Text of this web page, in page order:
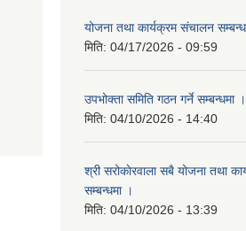
योजना तथा कार्यक्रम संचालन
मिति: 04/17/2026 - 09:59
उपभोक्ता समिति गठन गर्ने सम्बन्धमा ।
मिति: 04/10/2026 - 14:40
श्री सरोकाेरवाला सबै योजना तथा
सम्बन्धमा ।
मिति: 04/10/2026 - 13:39